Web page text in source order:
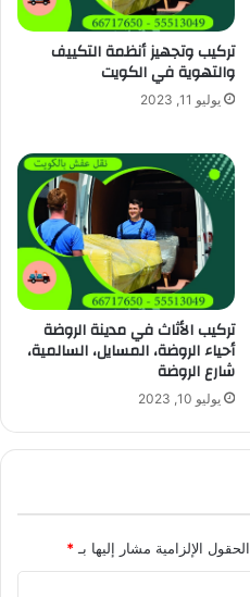
تركيب وتجهيز أنظمة التكييف
والتهوية في الكويت
يوليو 11, 2023
تركيب الأثاث في مدينة الروضة
أحياء الروضة، المسايل، السالمية،
شارع الروضة
يوليو 10, 2023
الحقول الإلزامية مشار إليها بـ*